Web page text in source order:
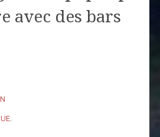
avec des bars
.